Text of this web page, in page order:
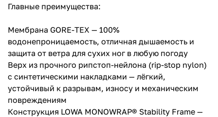
Главные преимущества:
Мембрана GORE-TEX — 100%
водонепроницаемость, отличная дышаемость и
защита от ветра для сухих ног в любую погоду
Верх из прочного рипстоп-нейлона (rip-stop nylon)
с синтетическими накладками — лёгкий,
устойчивый к разрывам, износу и механическим
повреждениям
Конструкция LOWA MONOWRAP® Stability Frame —